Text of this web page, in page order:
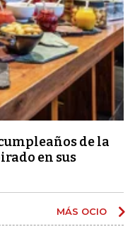
de la
en sus
MÁS OCIO